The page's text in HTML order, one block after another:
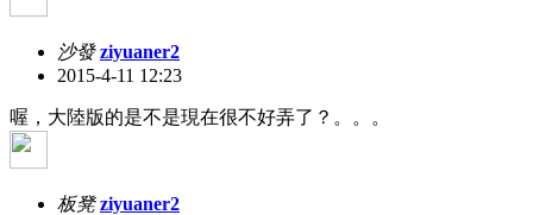
沙發 ziyuaner2
2015-4-11 12:23
喔，大陸版的是不是現在很不好弄了？。。。
板凳 ziyuaner2